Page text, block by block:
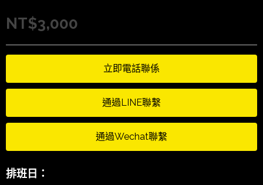
NT$3,000
立即電話聯係
通過LINE聯繫
通過Wechat聯繫
排班日：